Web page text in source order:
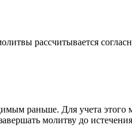
рассчитывается
раньше. Для учета
молитву до